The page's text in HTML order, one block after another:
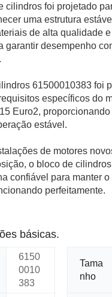
cilindros foi projetado
uma estrutura
de alta qualidade
garantir desempenho
61500010383 foi
específicos do
Euro2,
estável.
de motores
o bloco de
confiável para manter o
perfeitamente.
básicas.
6150
0010
383
Tama
nho